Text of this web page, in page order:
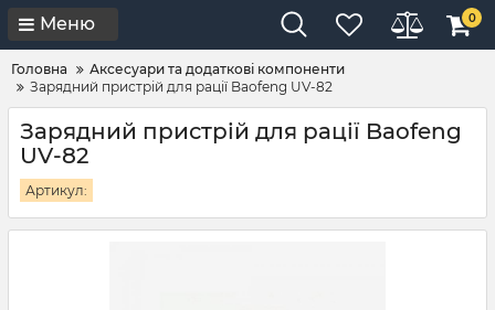
Меню 0
Головна
Аксесуари та додаткові компоненти
Зарядний пристрій для рації Baofeng UV-82
Зарядний пристрій для рації Baofeng
UV-82
Артикул: